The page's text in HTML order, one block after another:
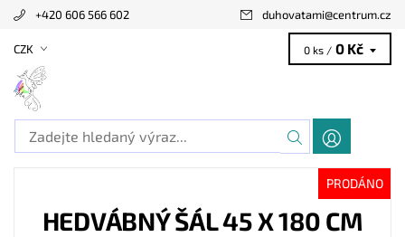
+420 606 566 602 duhovatami@centrum.cz
CZK 0 ks / 0 Kč
PRODÁNO
HEDVÁBNÝ ŠÁL 45 X 180 CM